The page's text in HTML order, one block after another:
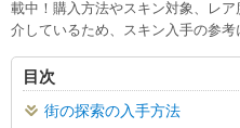
載中！購入方法やスキン対象、レ
介しているため、スキン入手の参考
目次
街の探索の入手方法